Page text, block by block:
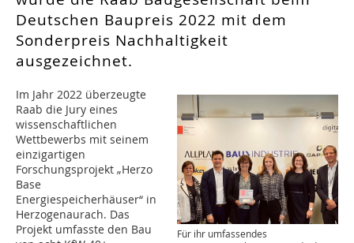
Deutschen Baupreis 2022 mit dem
Sonderpreis Nachhaltigkeit
ausgezeichnet.
Für ihr umfassendes
Im Jahr 2022 überzeugte
Raab die Jury eines
wissenschaftlichen
Wettbewerbs mit seinem
einzigartigen
Forschungsprojekt „Herzo
Base
Energiespeicherhäuser“ in
Herzogenaurach. Das
Projekt umfasste den Bau